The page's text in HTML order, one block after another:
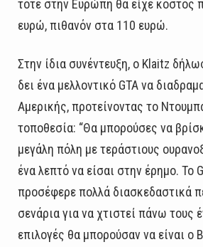
τότε στην Ευρώπη θα είχε κόστος
ευρώ, πιθανόν στα 110 ευρώ.
Στην ίδια συνέντευξη, ο Klaitz
δει ένα μελλοντικό GTA να
Αμερικής, προτείνοντας το
τοποθεσία: “Θα μπορούσες να
μεγάλη πόλη με τεράστιους
ένα λεπτό να είσαι στην έρημο. Το
προσέφερε πολλά διασκεδαστικά
σενάρια για να χτιστεί πάνω τους
επιλογές θα μπορούσαν να είναι ο